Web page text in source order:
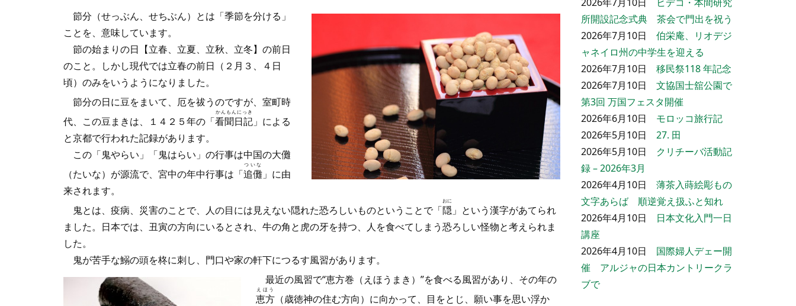
節分（せっぶん、せちぶん）とは「季節を分ける」
ことを、意味しています。
節の始まりの日【立春、立夏、立秋、立冬】の前日
のこと。しかし現代では立春の前日（２月３、４日
頃）のみをいうようになりました。
節分の日に豆をまいて、厄を祓うのですが、室町時
代、この豆まきは、１４２５年の「看聞日記
かんもんにっき
」による
と京都で行われた記録があります。
この「鬼やらい」「鬼はらい」の行事は中国の大儺
（たいな）が源流で、宮中の年中行事は「追儺
ついな
」に由
来されます。
鬼とは、疫病、災害のことで、人の目には見えない隠れた恐ろしいものということで「隠
おに
」という漢字があてられ
ました。日本では、丑寅の方向にいるとされ、牛の角と虎の牙を持つ、人を食べてしまう恐ろしい怪物と考えられま
した。
鬼が苦手な鰯の頭を柊に刺し、門口や家の軒下につるす風習があります。
最近の風習で“恵方巻（えほうまき）”を食べる風習があり、その年の
恵方
えほう
（歳徳神の住む方向）に向かって、目をとじ、願い事を思い浮か
所開設記念式典 茶会で門出を祝う
2026年7月10日 伯栄庵、リオデジ
ャネイロ州の中学生を迎える
2026年7月10日 移民祭118 年記念
2026年7月10日 文協国士舘公園で
第3回 万国フェスタ開催
2026年6月10日 モロッコ旅行記
2026年5月10日 27. 田
2026年5月10日
クリチーバ活動記
録 – 2026年3月
2026年4月10日 薄茶入蒔絵彫もの
文字あらば 順逆覚え扱ふと知れ
2026年4月10日
日本文化入門一日
講座
2026年4月10日 国際婦人デェー開
催 アルジャの日本カントリークラ
ブで